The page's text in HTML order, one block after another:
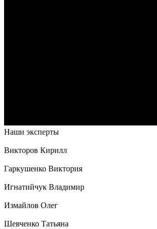
Наши эксперты
Викторов Кирилл
Гаркушенко Виктория
Игнатийчук Владимир
Измайлов Олег
Шевченко Татьяна